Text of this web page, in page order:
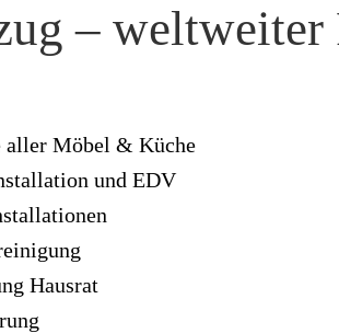
–
aller Möbel & Küche
und EDV
Hausrat